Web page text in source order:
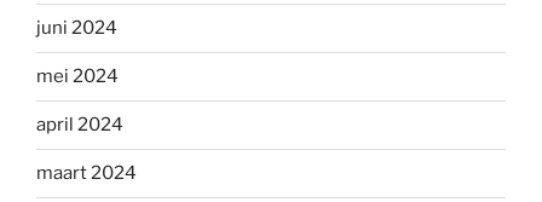
juni 2024
mei 2024
april 2024
maart 2024